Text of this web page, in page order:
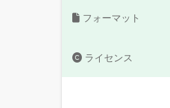
フォーマット
ライセンス